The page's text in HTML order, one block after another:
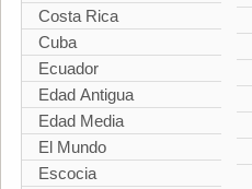
Costa Rica
Cuba
Ecuador
Edad Antigua
Edad Media
El Mundo
Escocia